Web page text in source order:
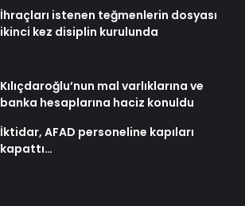
İhraçları istenen teğmenlerin dosyası
ikinci kez disiplin kurulunda
Kılıçdaroğlu’nun mal varlıklarına ve
banka hesaplarına haciz konuldu
İktidar, AFAD personeline kapıları
kapattı…